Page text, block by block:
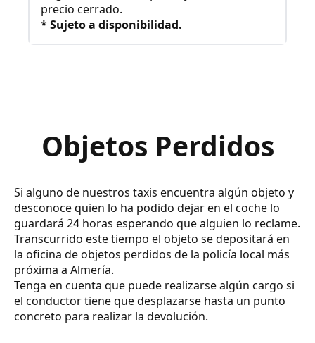
precio cerrado.
* Sujeto a disponibilidad.
Objetos Perdidos
Si alguno de nuestros taxis encuentra algún objeto y
desconoce quien lo ha podido dejar en el coche lo
guardará 24 horas esperando que alguien lo reclame.
Transcurrido este tiempo el objeto se depositará en
la oficina de objetos perdidos de la policía local más
próxima a Almería.
Tenga en cuenta que puede realizarse algún cargo si
el conductor tiene que desplazarse hasta un punto
concreto para realizar la devolución.